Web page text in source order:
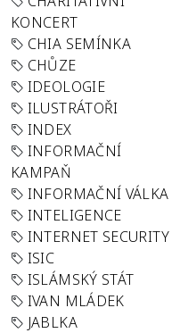
KONCERT
CHIA SEMÍNKA
CHŮZE
IDEOLOGIE
ILUSTRÁTOŘI
INDEX
INFORMAČNÍ
KAMPAŇ
INFORMAČNÍ VÁLKA
INTELIGENCE
INTERNET SECURITY
ISIC
ISLÁMSKÝ STÁT
IVAN MLÁDEK
JABLKA